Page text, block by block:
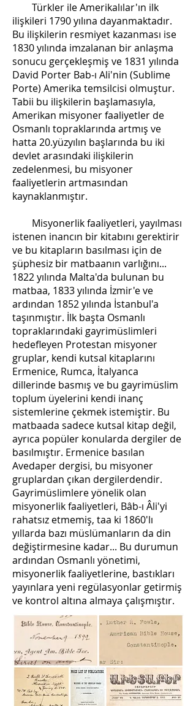
Türkler ile Amerikalılar'ın ilk
ilişkileri 1790 yılına dayanmaktadır.
Bu ilişkilerin resmiyet kazanması ise
1830 yılında imzalanan bir anlaşma
sonucu gerçekleşmiş ve 1831 yılında
David Porter Bab-ı Ali'nin (Sublime
Porte) Amerika temsilcisi olmuştur.
Tabii bu ilişkilerin başlamasıyla,
Amerikan misyoner faaliyetler de
Osmanlı topraklarında artmış ve
hatta 20.yüzyılın başlarında bu iki
devlet arasındaki ilişkilerin
zedelenmesi, bu misyoner
faaliyetlerin artmasından
kaynaklanmıştır.
Misyonerlik faaliyetleri, yayılması
istenen inancın bir kitabını gerektirir
ve bu kitapların basılması için de
şüphesiz bir matbaanın varlığını...
1822 yılında Malta'da bulunan bu
matbaa, 1833 yılında İzmir'e ve
ardından 1852 yılında İstanbul'a
taşınmıştır. İlk başta Osmanlı
topraklarındaki gayrimüslimleri
hedefleyen Protestan misyoner
gruplar, kendi kutsal kitaplarını
Ermenice, Rumca, İtalyanca
dillerinde basmış ve bu gayrimüslim
toplum üyelerini kendi inanç
sistemlerine çekmek istemiştir. Bu
matbaada sadece kutsal kitap değil,
ayrıca popüler konularda dergiler de
basılmıştır. Ermenice basılan
Avedaper dergisi, bu misyoner
gruplardan çıkan dergilerdendir.
Gayrimüslimlere yönelik olan
misyonerlik faaliyetleri, Bâb-ı Âli'yi
rahatsız etmemiş, taa ki 1860'lı
yıllarda bazı müslümanların da din
değiştirmesine kadar... Bu durumun
ardından Osmanlı yönetimi,
misyonerlik faaliyetlerine, bastıkları
yayınlara yeni regülasyonlar getirmiş
ve kontrol altına almaya çalışmıştır.